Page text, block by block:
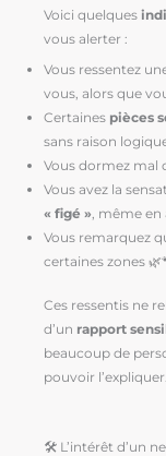
Voici quelques
vous alerter :
Vous ressentez
vous, alors que
Certaines pièces
sans raison
Vous dormez
Vous avez la
« figé », même en
Vous remarquez
certaines zones
Ces ressentis ne
d’un rapport
beaucoup de
pouvoir l’expliquer.
🛠️ L’intérêt d’un